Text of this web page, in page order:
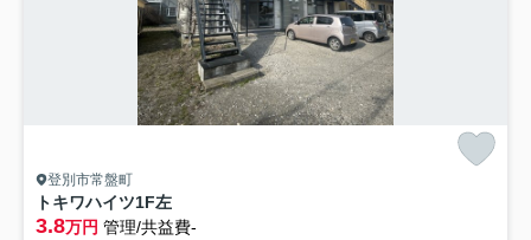
登別市常盤町
トキワハイツ1F左
3.8万円 管理/共益費-